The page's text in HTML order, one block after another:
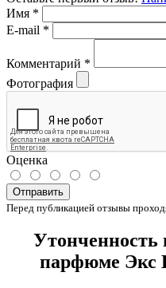
Имя *
E-mail *
Комментарий *
Фотография
Оценка
Отправить
Перед публикацией отзывы
Утонченность
парфюме Экс